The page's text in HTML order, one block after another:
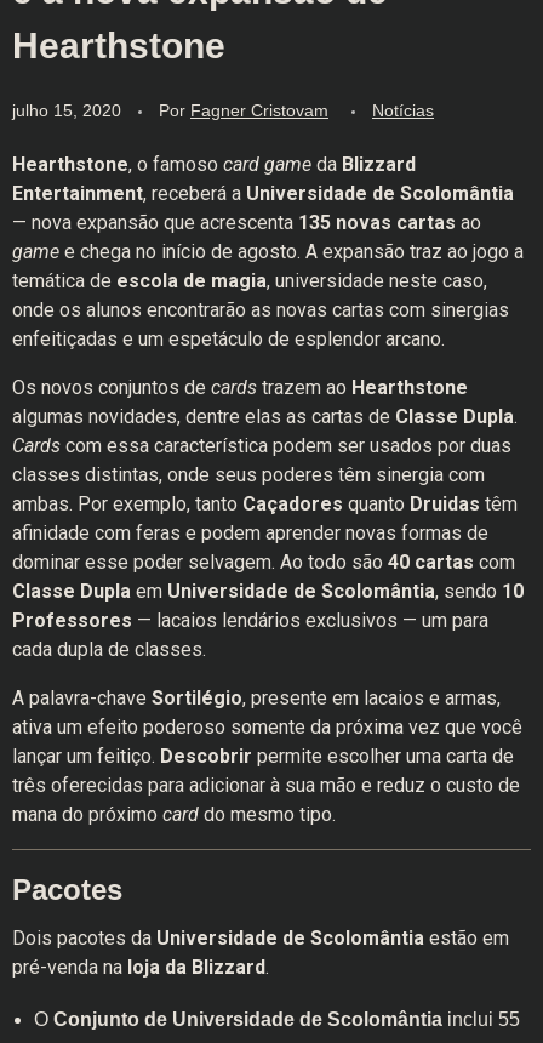
Hearthstone
julho 15, 2020 Por Fagner Cristovam Notícias
Hearthstone, o famoso card game da Blizzard
Entertainment, receberá a Universidade de Scolomântia
— nova expansão que acrescenta 135 novas cartas ao
game e chega no início de agosto. A expansão traz ao jogo a
temática de escola de magia, universidade neste caso,
onde os alunos encontrarão as novas cartas com sinergias
enfeitiçadas e um espetáculo de esplendor arcano.
Os novos conjuntos de cards trazem ao Hearthstone
algumas novidades, dentre elas as cartas de Classe Dupla.
Cards com essa característica podem ser usados por duas
classes distintas, onde seus poderes têm sinergia com
ambas. Por exemplo, tanto Caçadores quanto Druidas têm
afinidade com feras e podem aprender novas formas de
dominar esse poder selvagem. Ao todo são 40 cartas com
Classe Dupla em Universidade de Scolomântia, sendo 10
Professores — lacaios lendários exclusivos — um para
cada dupla de classes.
A palavra-chave Sortilégio, presente em lacaios e armas,
ativa um efeito poderoso somente da próxima vez que você
lançar um feitiço. Descobrir permite escolher uma carta de
três oferecidas para adicionar à sua mão e reduz o custo de
mana do próximo card do mesmo tipo.
Pacotes
Dois pacotes da Universidade de Scolomântia estão em
pré-venda na loja da Blizzard.
O Conjunto de Universidade de Scolomântiainclui 55